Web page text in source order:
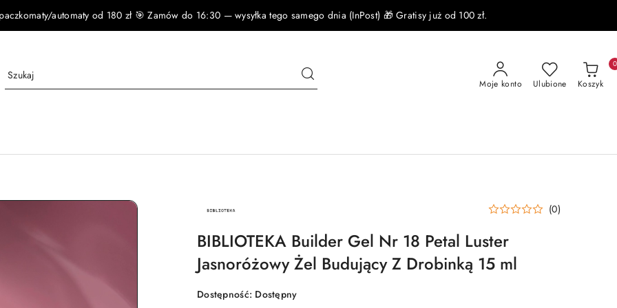
automaty od 180 zł 🎯 Zamów do 16:30 — wysyłka tego samego dnia (InPost) 🎁 Gratisy już od 100 zł.
Moje konto Ulubione Koszyk
0
PRODUCENTA: (0)
BIBLIOTEKA Builder Gel Nr 18 Petal Luster
Jasnoróżowy Żel Budujący Z Drobinką 15 ml
Dostępność: Dostępny